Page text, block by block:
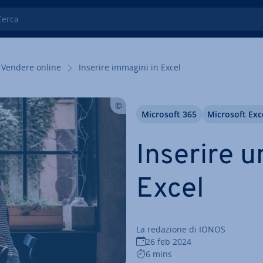
Vendere online Inserire immagini in Excel
Inserire
Excel
La redazione di IONOS
26 feb 2024
6 mins
Microsoft 365 Microsoft